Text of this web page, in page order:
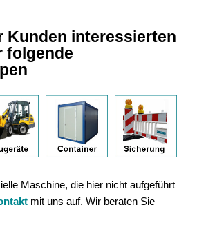
Kunden interessierten
folgende
Maschine, die hier nicht aufgeführt
mit uns auf. Wir beraten Sie